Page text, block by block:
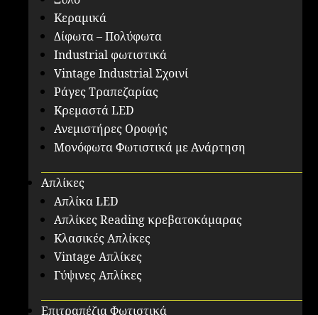
Κεραμικά
Δίφωτα – Πολύφωτα
Industrial φωτιστικά
Vintage Industrial Σχοινί
Ράγες Τραπεζαρίας
Κρεμαστά LED
Ανεμιστήρες Οροφής
Μονόφωτα Φωτιστικά με Ανάρτηση
Απλίκες
Απλίκα LED
Απλίκες Reading κρεβατοκάμαρας
Κλασικές Απλίκες
Vintage Απλίκες
Γύψινες Απλίκες
Επιτραπέζια Φωτιστικά